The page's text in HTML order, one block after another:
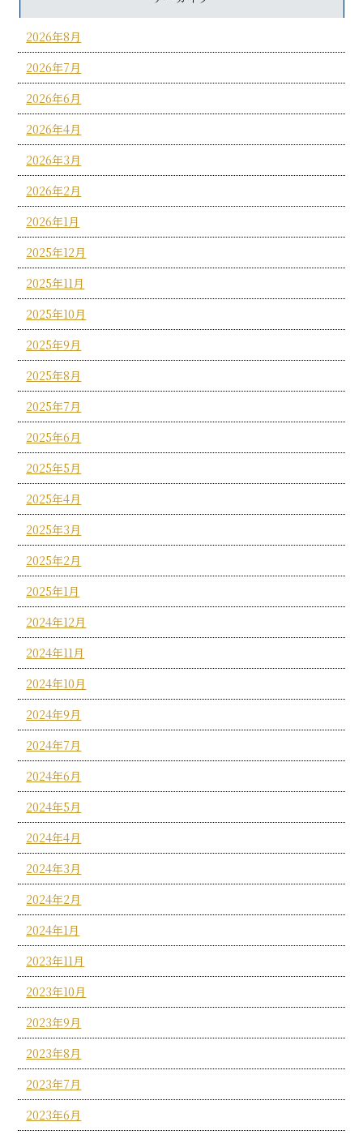
2026年8月
2026年7月
2026年6月
2026年4月
2026年3月
2026年2月
2026年1月
2025年12月
2025年11月
2025年10月
2025年9月
2025年8月
2025年7月
2025年6月
2025年5月
2025年4月
2025年3月
2025年2月
2025年1月
2024年12月
2024年11月
2024年10月
2024年9月
2024年7月
2024年6月
2024年5月
2024年4月
2024年3月
2024年2月
2024年1月
2023年11月
2023年10月
2023年9月
2023年8月
2023年7月
2023年6月